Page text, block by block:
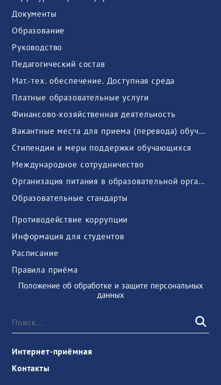
Документы
Образование
Руководство
Педагогический состав
Мат.-тех. обеспечение. Доступная среда
Платные образовательные услуги
Финансово-хозяйственная деятельность
Вакантные места для приема (перевода) обучающихся
Стипендии и меры поддержки обучающихся
Международное сотрудничество
Организация питания в образовательной организации
Образовательные стандарты
Противодействие коррупции
Информация для студентов
Расписание
Правила приёма
Положение об обработке и защите персональных
данных
Интернет-приёмная
Контакты